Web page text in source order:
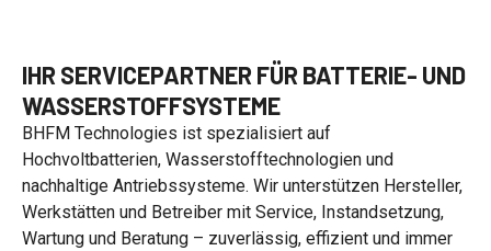
IHR SERVICEPARTNER FÜR BATTERIE- UND
WASSERSTOFFSYSTEME
BHFM Technologies ist spezialisiert auf
Hochvoltbatterien, Wasserstofftechnologien und
nachhaltige Antriebssysteme. Wir unterstützen Hersteller,
Werkstätten und Betreiber mit Service, Instandsetzung,
Wartung und Beratung – zuverlässig, effizient und immer